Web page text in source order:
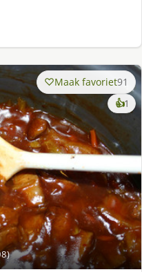
Maak favoriet91
👍1